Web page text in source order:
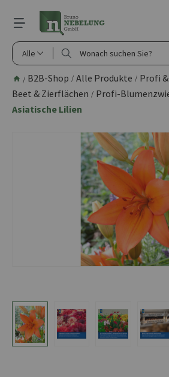
springen
Alle
/ B2B-Shop / Alle Produkte / Profi &
Beet & Zierflächen / Profi-
Asiatische Lilien